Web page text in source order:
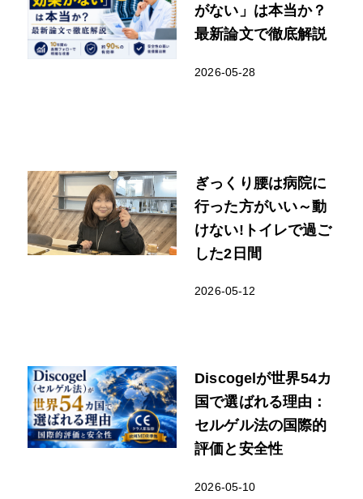
がない」は本当か？
最新論文で徹底解説
2026-05-28
ぎっくり腰は病院に
行った方がいい～動
けない!トイレで過ご
した2日間
2026-05-12
Discogelが世界54カ
国で選ばれる理由：
セルゲル法の国際的
評価と安全性
2026-05-10